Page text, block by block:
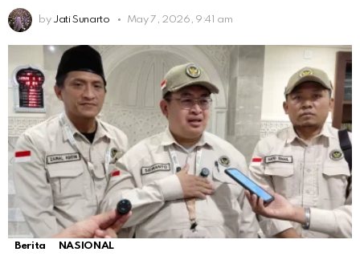
by Jati Sunarto May 7, 2026, 9:41 am
Berita NASIONAL